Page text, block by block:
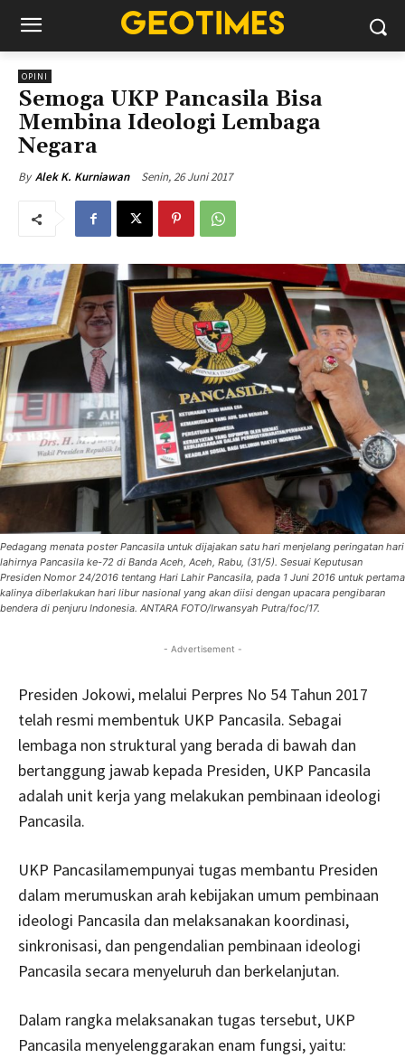
OPINI
Semoga UKP Pancasila Bisa
Membina Ideologi Lembaga
Negara
By Alek K. Kurniawan Senin, 26 Juni 2017
Pedagang menata poster Pancasila untuk dijajakan satu hari menjelang peringatan hari
lahirnya Pancasila ke-72 di Banda Aceh, Aceh, Rabu, (31/5). Sesuai Keputusan
Presiden Nomor 24/2016 tentang Hari Lahir Pancasila, pada 1 Juni 2016 untuk pertama
kalinya diberlakukan hari libur nasional yang akan diisi dengan upacara pengibaran
bendera di penjuru Indonesia. ANTARA FOTO/Irwansyah Putra/foc/17.
- Advertisement -
Presiden Jokowi, melalui Perpres No 54 Tahun 2017
telah resmi membentuk UKP Pancasila. Sebagai
lembaga non struktural yang berada di bawah dan
bertanggung jawab kepada Presiden, UKP Pancasila
adalah unit kerja yang melakukan pembinaan ideologi
Pancasila.
UKP Pancasilamempunyai tugas membantu Presiden
dalam merumuskan arah kebijakan umum pembinaan
ideologi Pancasila dan melaksanakan koordinasi,
sinkronisasi, dan pengendalian pembinaan ideologi
Pancasila secara menyeluruh dan berkelanjutan.
Dalam rangka melaksanakan tugas tersebut, UKP
Pancasila menyelenggarakan enam fungsi, yaitu: